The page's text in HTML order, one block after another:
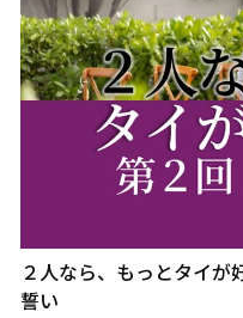
２人なら、もっとタイが
誓い